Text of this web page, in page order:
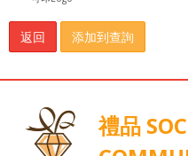
返回 添加到查詢
禮品